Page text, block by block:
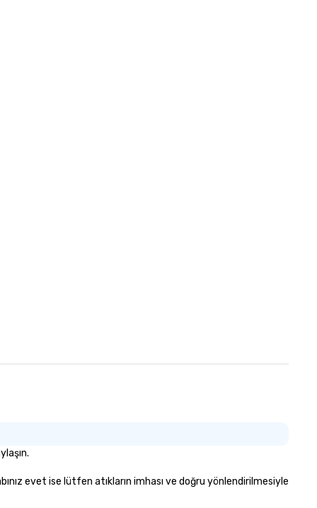
evet ise lütfen atıkların imhası ve doğru yönlendirilmesiyle